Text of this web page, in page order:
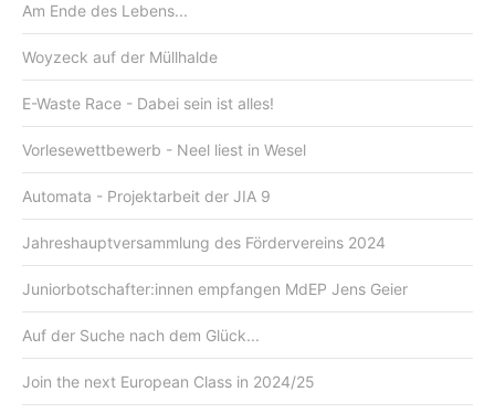
Am Ende des Lebens...
Woyzeck auf der Müllhalde
E-Waste Race - Dabei sein ist alles!
Vorlesewettbewerb - Neel liest in Wesel
Automata - Projektarbeit der JIA 9
Jahreshauptversammlung des Fördervereins 2024
Juniorbotschafter:innen empfangen MdEP Jens Geier
Auf der Suche nach dem Glück...
Join the next European Class in 2024/25